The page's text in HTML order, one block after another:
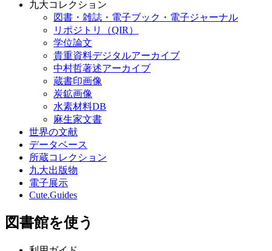
九大コレクション
図書・雑誌・電子ブック・電子ジャーナル
リポジトリ（QIR）
学位論文
貴重資料デジタルアーカイブ
中村哲著述アーカイブ
蔵書印画像
炭鉱画像
水素材料DB
麻生家文書
世界の文献
データベース
所蔵コレクション
九大出版物
電子展示
Cute.Guides
図書館を使う